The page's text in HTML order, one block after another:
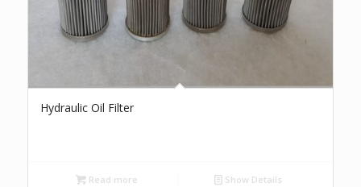
Hydraulic Oil Filter
Read more Show Details